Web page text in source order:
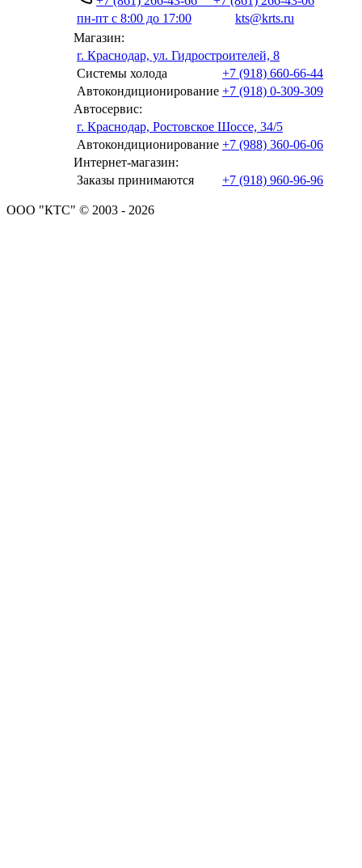
пн-пт с 8:00 до 17:00
kts@krts.ru
Магазин:
г. Краснодар, ул. Гидростроителей, 8
Системы холода
+7 (918) 660-66-44
Автокондиционирование +7 (918) 0-309-309
Автосервис:
г. Краснодар, Ростовское Шоссе, 34/5
Автокондиционирование +7 (988) 360-06-06
Интернет-магазин:
Заказы принимаются
+7 (918) 960-96-96
ООО "КТС" © 2003 - 2026